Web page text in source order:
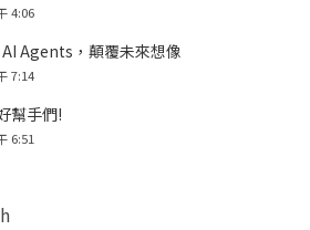
4:06
Agents，顛覆未來想像
7:14
幫手們!
6:51